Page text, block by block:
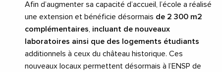
Afin d’augmenter sa capacité d’accueil, l’école a réalisé
une extension et bénéficie désormais de 2 300 m2
complémentaires incluant de nouveaux
laboratoires ainsi que des logements étudiants
additionnels à ceux du château historique. Ces
nouveaux locaux permettent désormais à l’ENSP de